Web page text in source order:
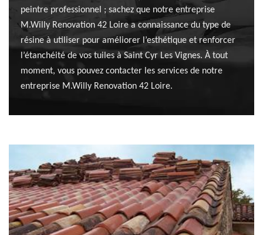
peintre professionnel ; sachez que notre entreprise
M.Willy Renovation 42 Loire a connaissance du type de
résine à utiliser pour améliorer l’esthétique et renforcer
l’étanchéité de vos tuiles à Saint Cyr Les Vignes. À tout
moment, vous pouvez contacter les services de notre
entreprise M.Willy Renovation 42 Loire.